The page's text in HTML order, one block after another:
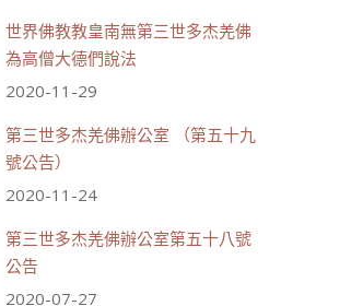
世界佛教教皇南無第三世多杰羌佛
為高僧大德們說法
2020-11-29
第三世多杰羌佛辦公室 （第五十九
號公告）
2020-11-24
第三世多杰羌佛辦公室第五十八號
公告
2020-07-27